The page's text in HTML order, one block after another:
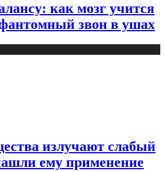
как мозг учится
звон в ушах
излучают слабый
ему применение